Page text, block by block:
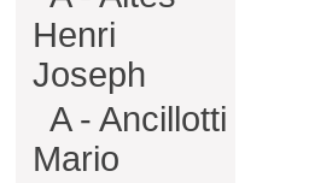
Henri
Joseph
A - Ancillotti
Mario